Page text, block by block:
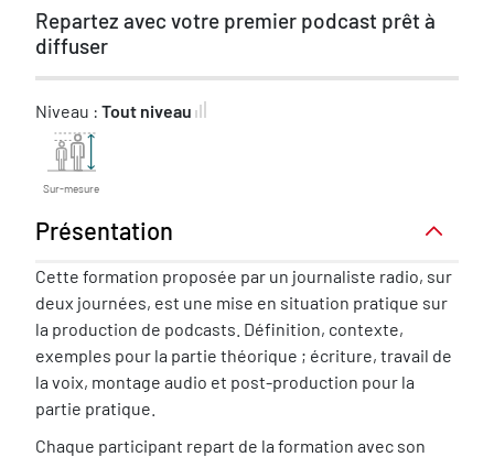
Repartez avec votre premier podcast prêt à
diffuser
Niveau : Tout niveau
Sur-mesure
Présentation
Présentation
Cette formation proposée par un journaliste radio, sur
deux journées, est une mise en situation pratique sur
la production de podcasts. Définition, contexte,
exemples pour la partie théorique ; écriture, travail de
la voix, montage audio et post-production pour la
partie pratique.
Chaque participant repart de la formation avec son